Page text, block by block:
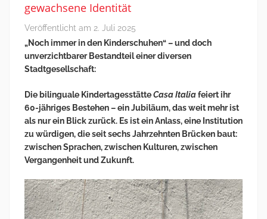
gewachsene Identität
Veröffentlicht am 2. Juli 2025
„Noch immer in den Kinderschuhen“ – und doch
unverzichtbarer Bestandteil einer diversen
Stadtgesellschaft:
Die bilinguale KindertagesstätteCasa Italiafeiert ihr
60-jähriges Bestehen – ein Jubiläum, das weit mehr ist
als nur ein Blick zurück. Es ist ein Anlass, eine Institution
zu würdigen, die seit sechs Jahrzehnten Brücken baut:
zwischen Sprachen, zwischen Kulturen, zwischen
Vergangenheit und Zukunft.